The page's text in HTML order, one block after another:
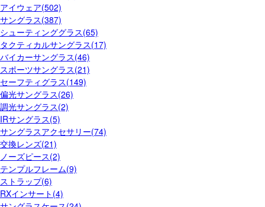
アイウェア(502)
サングラス(387)
シューティンググラス(65)
タクティカルサングラス(17)
バイカーサングラス(46)
スポーツサングラス(21)
セーフティグラス(149)
偏光サングラス(26)
調光サングラス(2)
IRサングラス(5)
サングラスアクセサリー(74)
交換レンズ(21)
ノーズピース(2)
テンプルフレーム(9)
ストラップ(6)
RXインサート(4)